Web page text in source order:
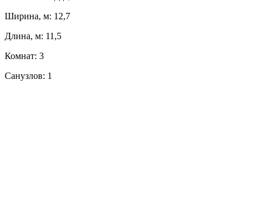
Ширина, м: 12,7
Длина, м: 11,5
Комнат: 3
Санузлов: 1